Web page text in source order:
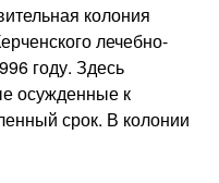
колония
лечебно-
году. Здесь
осужденные к
срок. В колонии